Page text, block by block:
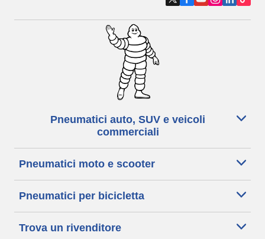
Pneumatici auto, SUV e veicoli
commerciali
Pneumatici moto e scooter
Pneumatici per bicicletta
Trova un rivenditore